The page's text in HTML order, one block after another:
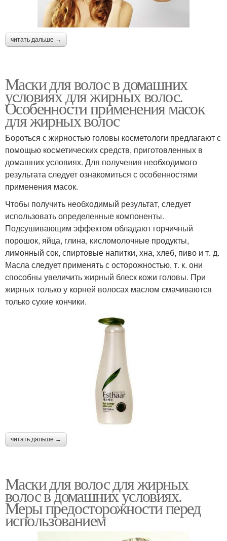
читать дальше →
Маски для волос в домашних
условиях для жирных волос.
Особенности применения масок
для жирных волос
Бороться с жирностью головы косметологи предлагают с
помощью косметических средств, приготовленных в
домашних условиях. Для получения необходимого
результата следует ознакомиться с особенностями
применения масок.
Чтобы получить необходимый результат, следует
использовать определенные компоненты.
Подсушивающим эффектом обладают горчичный
порошок, яйца, глина, кисломолочные продукты,
лимонный сок, спиртовые напитки, хна, хлеб, пиво и т. д.
Масла следует применять с осторожностью, т. к. они
способны увеличить жирный блеск кожи головы. При
жирных только у корней волосах маслом смачиваются
только сухие кончики.
читать дальше →
Маски для волос для жирных
волос в домашних условиях.
Меры предосторожности перед
использованием